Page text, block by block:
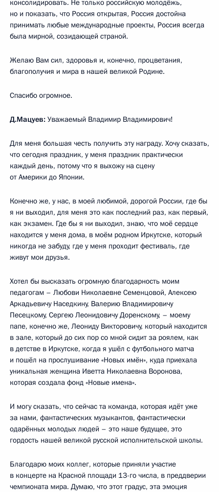
консолидировать. Не только российскую молодёжь,
но и показать, что Россия открытая, Россия достойна
принимать любые международные проекты, Россия всегда
была мирной, созидающей страной.
Желаю Вам сил, здоровья и, конечно, процветания,
благополучия и мира в нашей великой Родине.
Спасибо огромное.
Д.Мацуев: Уважаемый Владимир Владимирович!
Для меня большая честь получить эту награду. Хочу сказать,
что сегодня праздник, у меня праздник практически
каждый день, потому что я выхожу на сцену
от Америки до Японии.
Конечно же, у нас, в моей любимой, дорогой России, где бы
я ни выходил, для меня это как последний раз, как первый,
как экзамен. Где бы я ни выходил, знаю, что моё сердце
находится у меня дома, в моём родном Иркутске, который
никогда не забуду, где у меня проходит фестиваль, где
живут мои друзья.
Хотел бы высказать огромную благодарность моим
педагогам – Любови Николаевне Семенцовой, Алексею
Аркадьевичу Наседкину, Валерию Владимировичу
Песецкому, Сергею Леонидовичу Доренскому, – моему
папе, конечно же, Леониду Викторовичу, который находится
в зале, который до сих пор со мной сидит за роялем, как
в детстве в Иркутске, когда я ушёл с футбольного матча
и пошёл на прослушивание «Новых имён», куда приехала
уникальная женщина Иветта Николаевна Воронова,
которая создала фонд «Новые имена».
И могу сказать, что сейчас та команда, которая идёт уже
за нами, фантастических музыкантов, фантастически
одарённых молодых людей – это наше будущее, это
гордость нашей великой русской исполнительской школы.
Благодарю моих коллег, которые приняли участие
в концерте на Красной площади 13-го числа, в преддверии
чемпионата мира. Думаю, что этот градус, эта эмоция